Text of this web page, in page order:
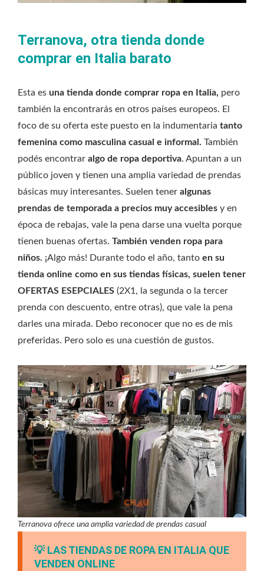
Terranova, otra tienda donde
comprar en Italia barato
Esta es una tienda donde comprar ropa en Italia, pero
también la encontrarás en otros países europeos. El
foco de su oferta este puesto en la indumentaria tanto
femenina como masculina casual e informal. También
podés encontrar algo de ropa deportiva. Apuntan a un
público joven y tienen una amplia variedad de prendas
básicas muy interesantes. Suelen tener algunas
prendas de temporada a precios muy accesibles y en
época de rebajas, vale la pena darse una vuelta porque
tienen buenas ofertas. También venden ropa para
niños. ¡Algo más! Durante todo el año, tanto en su
tienda online como en sus tiendas físicas, suelen tener
OFERTAS ESEPCIALES (2X1, la segunda o la tercer
prenda con descuento, entre otras), que vale la pena
darles una mirada. Debo reconocer que no es de mis
preferidas. Pero solo es una cuestión de gustos.
Terranova ofrece una amplia variedad de prendas casual
💡 LAS TIENDAS DE ROPA EN ITALIA QUE
VENDEN ONLINE